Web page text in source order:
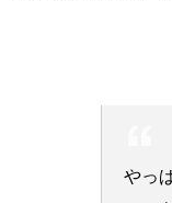
やっ